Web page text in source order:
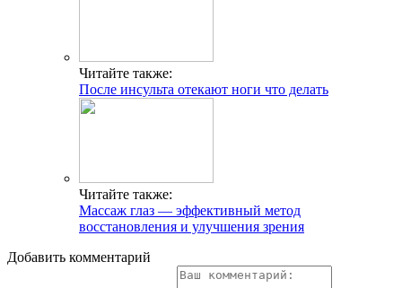
Читайте также:
После инсульта отекают ноги что делать
Читайте также:
Массаж глаз — эффективный метод
восстановления и улучшения зрения
Добавить комментарий